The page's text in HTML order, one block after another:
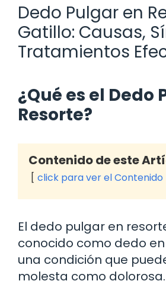
Dedo Pulgar en
Gatillo: Causas,
Tratamientos
¿Qué es el Dedo
Resorte?
Contenido de este
click para ver el Contenido
El dedo pulgar en
conocido como dedo
una condición que
molesta como dolorosa.